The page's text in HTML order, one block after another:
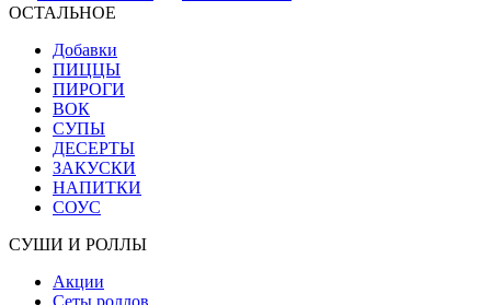
ОСТАЛЬНОЕ
Добавки
ПИЦЦЫ
ПИРОГИ
ВОК
СУПЫ
ДЕСЕРТЫ
ЗАКУСКИ
НАПИТКИ
СОУС
СУШИ И РОЛЛЫ
Акции
Сеты роллов